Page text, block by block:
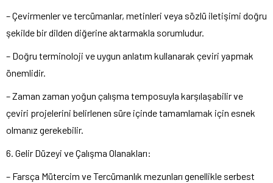
– Çevirmenler ve tercümanlar, metinleri veya sözlü iletişimi doğru
şekilde bir dilden diğerine aktarmakla sorumludur.
– Doğru terminoloji ve uygun anlatım kullanarak çeviri yapmak
önemlidir.
– Zaman zaman yoğun çalışma temposuyla karşılaşabilir ve
çeviri projelerini belirlenen süre içinde tamamlamak için esnek
olmanız gerekebilir.
6. Gelir Düzeyi ve Çalışma Olanakları:
– Farsça Mütercim ve Tercümanlık mezunları genellikle serbest